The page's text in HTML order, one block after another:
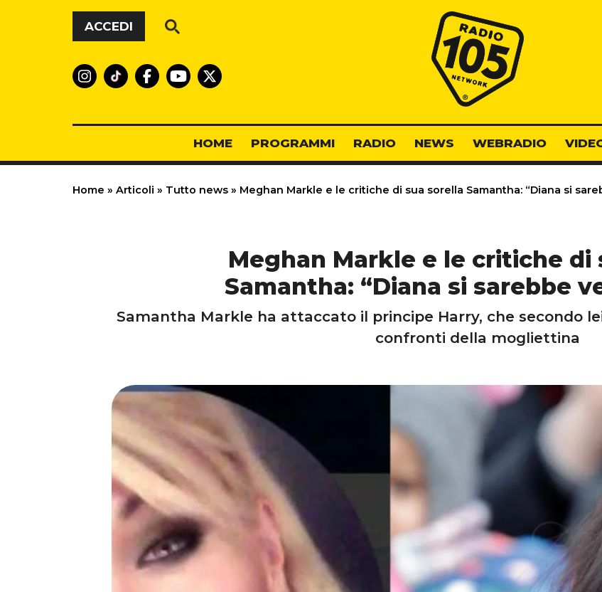
Vai al contenuto
ACCEDI
Radio 105
HOME PROGRAMMI RADIO NEWS WEBRADIO
Home » Articoli » Tutto news » Meghan Markle e le critiche di sua sorella Samantha: “Diana si
Meghan Markle e le critiche di
Samantha: “Diana si sarebbe
Samantha Markle ha attaccato il principe Harry, che secondo
confronti della mogliettina